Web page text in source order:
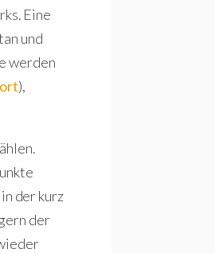
Eine
und
werden
),
der kurz
der